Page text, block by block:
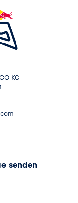
KG
senden